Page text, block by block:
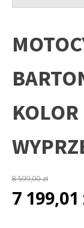
8 599,00zł
Pierwotna
cena
7 199,01